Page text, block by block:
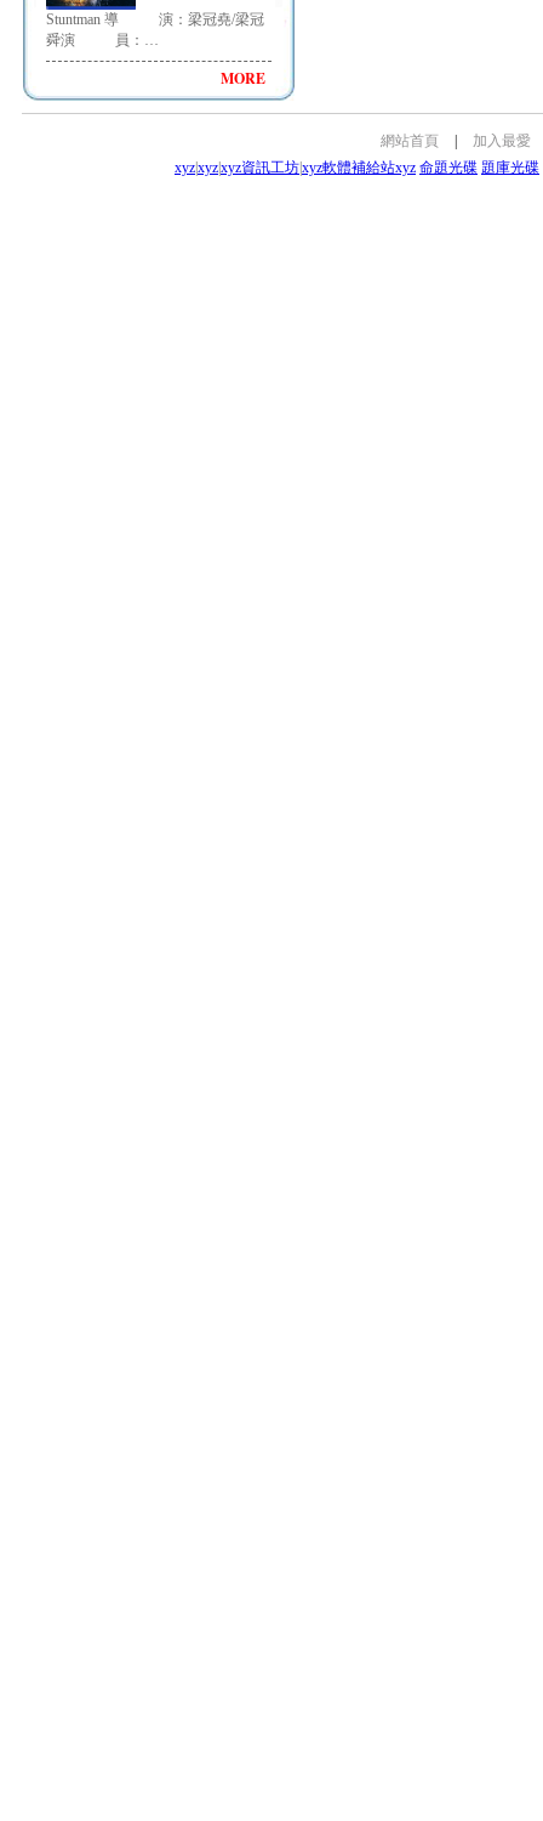
Stuntman 導 演：梁冠堯/梁冠
舜演 員：…
MORE
網站首頁
加入最愛
xyzxyzxyz資訊工坊xyz軟體補給站xyz 命題光碟 題庫光碟